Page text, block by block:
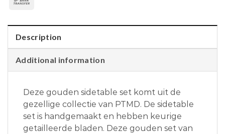
Description
Additional information
Deze gouden sidetable set komt uit de
gezellige collectie van PTMD. De sidetable
set is handgemaakt en hebben keurige
getailleerde bladen. Deze gouden set van